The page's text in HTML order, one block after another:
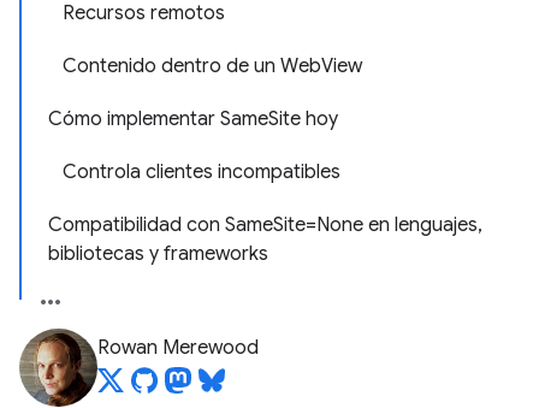
Recursos remotos
Contenido dentro de un WebView
Cómo implementar SameSite hoy
Controla clientes incompatibles
Compatibilidad con SameSite=None en lenguajes,
bibliotecas y frameworks
Rowan Merewood